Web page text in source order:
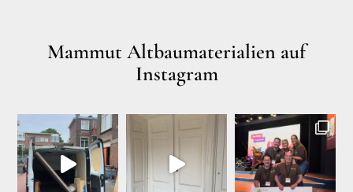
Mammut Altbaumaterialien auf
Instagram